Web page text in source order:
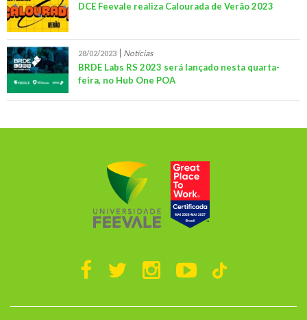
DCE Feevale realiza Calourada de Verão 2023
28/02/2023 Notícias
BRDE Labs RS 2023 será lançado nesta quarta-
feira, no Hub One POA